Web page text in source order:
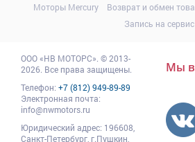
Моторы Mercury
Возврат и обмен
Запись на сервис
ООО«НВ МОТОРС» © 2013-
2026. Все права защищены.
Телефон: +7 (812) 949-89-89
Электронная почта:
info@nwmotors.ru
Юридический адрес: 196608
Санкт-Петербург, г.Пушкин
Мы в